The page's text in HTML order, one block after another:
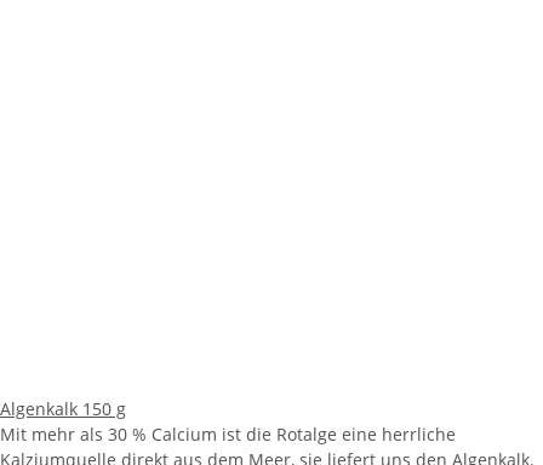
Algenkalk 150 g
Mit mehr als 30 % Calcium ist die Rotalge eine herrliche
Kalziumquelle direkt aus dem Meer, sie liefert uns den Algenkalk.